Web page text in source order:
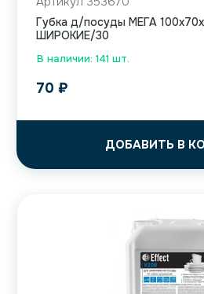
В наличии: 141 шт.
Губка д/посуды МЕГА
ШИРОКИЕ/30
70 ₽
ДОБАВИТЬ В